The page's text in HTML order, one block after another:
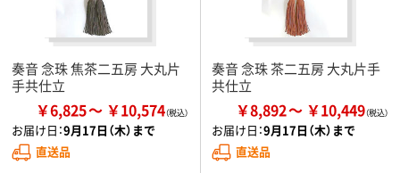
奏音 念珠 焦茶二五房 大丸片
手共仕立
￥6,825 ￥10,574
お届け日：9月17日（木）まで
直送品
奏音 念珠 茶二五房 大丸片手
共仕立
￥8,892 ￥10,449
お届け日：9月17日（木）まで
直送品